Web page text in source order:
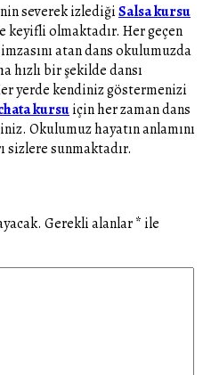
severek izlediğiSalsa kursu
keyifli olmaktadır. Her geçen
atan dans okulumuzda
hızlı bir şekilde dansı
yerde kendiniz göstermenizi
kursuiçin her zaman dans
Okulumuz hayatın anlamını
sizlere sunmaktadır.
Gerekli alanlar* ile